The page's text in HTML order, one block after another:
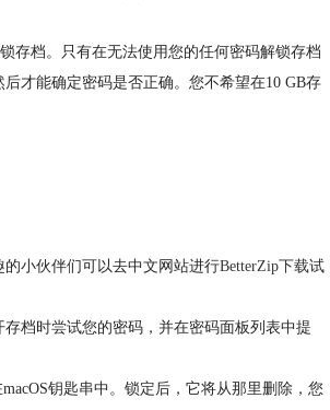
存档。只有在无法使用您的任何密码解锁存档
才能确定密码是否正确。您不希望在10 GB存
小伙伴们可以去中文网站进行BetterZip下载试
档时尝试您的密码，并在密码面板列表中提
钥匙串中。锁定后，它将从那里删除，您